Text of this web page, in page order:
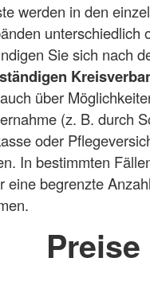
werden in den
unterschiedlich
Sie sich nach
über
(z. B. durch
oder
In bestimmten
eine begrenzte
Preise